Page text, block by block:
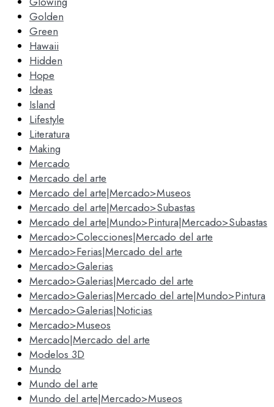
Golden
Green
Hawaii
Hidden
Hope
Ideas
Island
Lifestyle
Literatura
Making
Mercado
Mercado del arte
Mercado del arte|Mercado>Museos
Mercado del arte|Mercado>Subastas
Mercado del arte|Mundo>Pintura|Mercado>Subastas
Mercado>Colecciones|Mercado del arte
Mercado>Ferias|Mercado del arte
Mercado>Galerias
Mercado>Galerias|Mercado del arte
Mercado>Galerias|Mercado del arte|Mundo>Pintura
Mercado>Galerias|Noticias
Mercado>Museos
Mercado|Mercado del arte
Modelos 3D
Mundo
Mundo del arte
Mundo del arte|Mercado>Museos